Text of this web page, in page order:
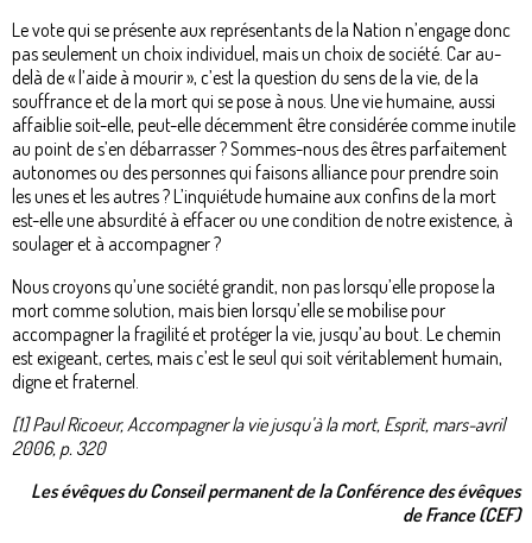
Le vote qui se présente aux représentants de la Nation n’engage donc
pas seulement un choix individuel, mais un choix de société. Car au-
delà de « l’aide à mourir », c’est la question du sens de la vie, de la
souffrance et de la mort qui se pose à nous. Une vie humaine, aussi
affaiblie soit-elle, peut-elle décemment être considérée comme inutile
au point de s’en débarrasser ? Sommes-nous des êtres parfaitement
autonomes ou des personnes qui faisons alliance pour prendre soin
les unes et les autres ? L’inquiétude humaine aux confins de la mort
est-elle une absurdité à effacer ou une condition de notre existence, à
soulager et à accompagner ?
Nous croyons qu’une société grandit, non pas lorsqu’elle propose la
mort comme solution, mais bien lorsqu’elle se mobilise pour
accompagner la fragilité et protéger la vie, jusqu’au bout. Le chemin
est exigeant, certes, mais c’est le seul qui soit véritablement humain,
digne et fraternel.
[1] Paul Ricoeur, Accompagner la vie jusqu’à la mort, Esprit, mars-avril
2006, p. 320
Les évêques du Conseil permanent de la Conférence des évêques
de France (CEF)